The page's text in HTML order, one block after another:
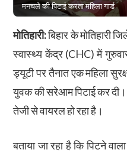
मनचले की पिटाई करता महिला गार्ड
मोतिहारी:बिहार के मोतिहारी
स्वास्थ्य केंद्र (CHC) में
ड्यूटी पर तैनात एक महिला
युवक की सरेआम पिटाई कर दी।
तेजी से वायरल हो रहा है।
बताया जा रहा है कि पिटने